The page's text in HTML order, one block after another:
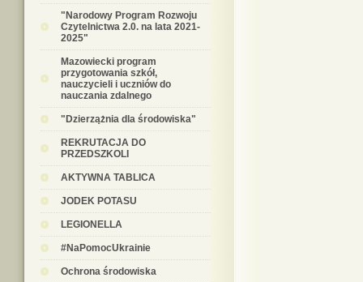
"Narodowy Program Rozwoju
Czytelnictwa 2.0. na lata 2021-
2025"
Mazowiecki program
przygotowania szkół,
nauczycieli i uczniów do
nauczania zdalnego
"Dzierzążnia dla środowiska"
REKRUTACJA DO
PRZEDSZKOLI
AKTYWNA TABLICA
JODEK POTASU
LEGIONELLA
#NaPomocUkrainie
Ochrona środowiska